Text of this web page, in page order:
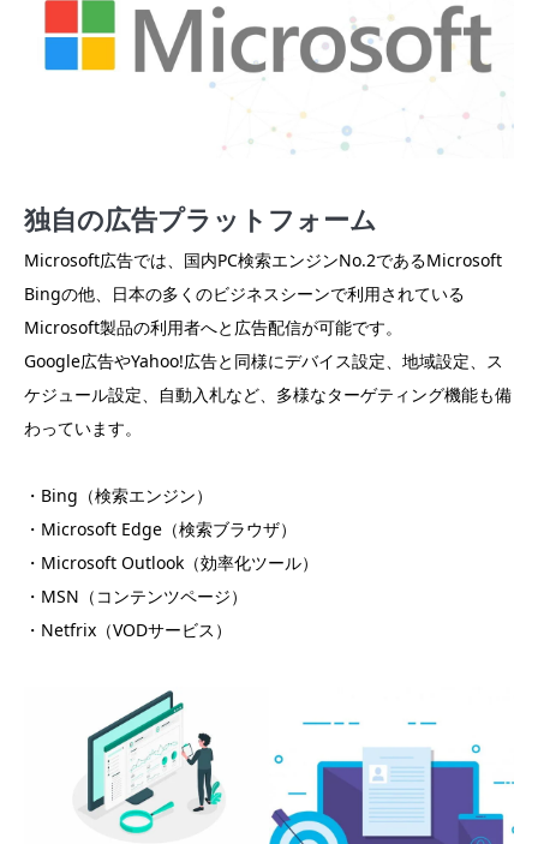
独自の広告プラットフォーム
Microsoft広告では、国内PC検索エンジンNo.2であるMicrosoft
Bingの他、日本の多くのビジネスシーンで利用されている
Microsoft製品の利用者へと広告配信が可能です。
Google広告やYahoo!広告と同様にデバイス設定、地域設定、ス
ケジュール設定、自動入札など、多様なターゲティング機能も備
わっています。
・Bing（検索エンジン）
・Microsoft Edge（検索ブラウザ）
・Microsoft Outlook（効率化ツール）
・MSN（コンテンツページ）
・Netfrix（VODサービス）